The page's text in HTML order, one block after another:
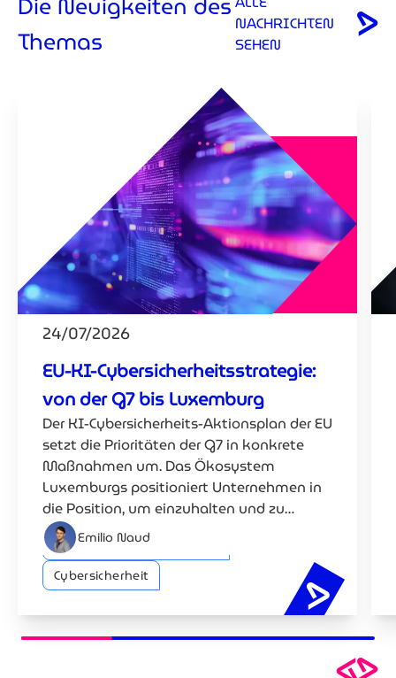
Themas
NACHRICHTEN
SEHEN
24/07/2026
EU-KI-Cybersicherheitsstrategie:
von der G7 bis Luxemburg
Der KI-Cybersicherheits-Aktionsplan der EU
setzt die Prioritäten der G7 in konkrete
Maßnahmen um. Das Ökosystem
Luxemburgs positioniert Unternehmen in
die Position, um einzuhalten und zu
konkurrieren.
Emilio Naud
Cybersicherheit
Künstliche Intelligenz (KI)
EU-KI-